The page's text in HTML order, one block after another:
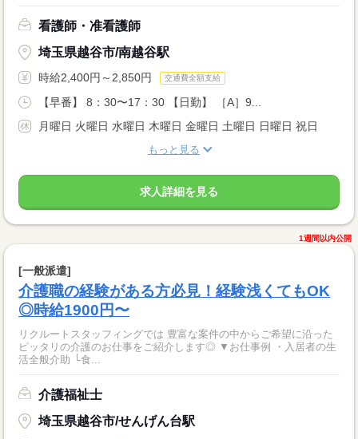
看護師・准看護師
埼玉県越谷市/南越谷駅
時給2,400円～2,850円 交通費全額支給
【早番】 8：30〜17：30 【日勤】 ［A］9...
月曜日 火曜日 水曜日 木曜日 金曜日 土曜日 日曜日 祝日
もっと見る
求人詳細を見る
1週間以内公開
[一般派遣]
介護職の経験がある方必見！経験浅くてもOK
◎時給1900円〜
リクルートスタッフィングでは 豊富な案件の中からご希望に沿った
ピッタリの介護のお仕事をご紹介します◎ ▼お仕事例 ・入居者の生
活全般介助 └食...
介護福祉士
埼玉県越谷市/せんげん台駅